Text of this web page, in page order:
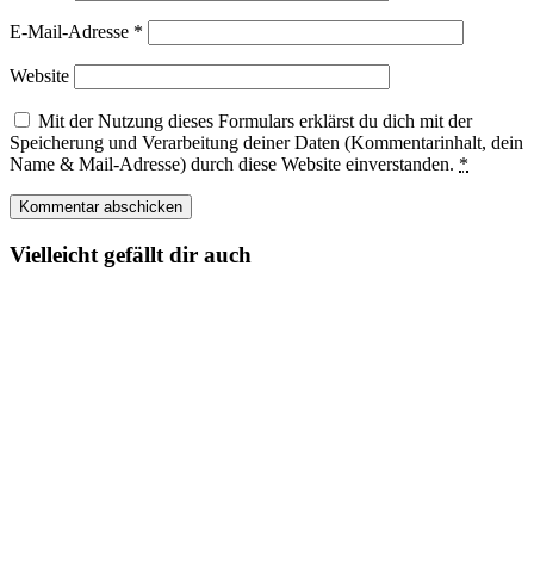
E-Mail-Adresse *
Website
Mit der Nutzung dieses Formulars erklärst du dich mit der
Speicherung und Verarbeitung deiner Daten (Kommentarinhalt, dein
Name & Mail-Adresse) durch diese Website einverstanden. *
Vielleicht gefällt dir auch